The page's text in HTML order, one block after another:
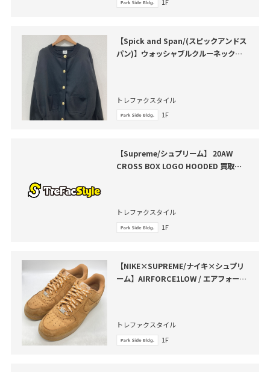
1F
【Spick and Span/(スピックアンドス
パン)】ウォッシャブルクルーネックカ
トレファクスタイル
1F
【Supreme/シュプリーム】 20AW
CROSS BOX LOGO HOODED 買取入
トレファクスタイル
1F
【NIKE×SUPREME/ナイキ×シュプリ
ーム】AIRFORCE1LOW / エアフォース
トレファクスタイル
1F